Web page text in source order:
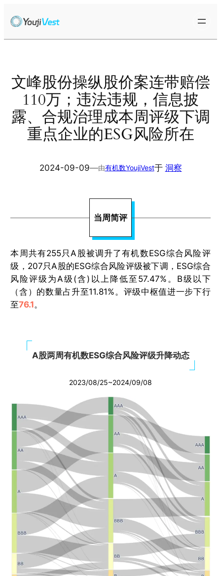
至
文峰股份操纵股价案连带赔偿
110万；违法违规，信息披
露、合规治理成本周评级下调
重点企业的ESG风险所在
2024-09-09—由有机数YoujiVest于 洞察
当周简评
本周共有255只A股被调升了有机数ESG综合风险评
级，207只A股的ESG综合风险评级被下调，ESG综合
风险评级为A级(含)以上降低至57.47%。B级以下
（含）的数量占升至11.81%。评级中枢值进一步下行
至76.1。
A股两周有机数ESG综合风险评级升降动态
2023/08/25~2024/09/08